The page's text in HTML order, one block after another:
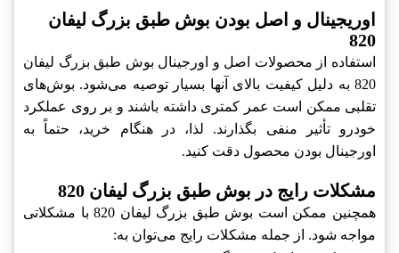
اوریجینال و اصل بودن بوش طبق بزرگ لیفان
820
استفاده از محصولات اصل و اورجینال بوش طبق بزرگ لیفان
820 به دلیل کیفیت بالای آنها بسیار توصیه می‌شود. بوش‌های
تقلبی ممکن است عمر کمتری داشته باشند و بر روی عملکرد
خودرو تأثیر منفی بگذارند. لذا، در هنگام خرید، حتماً به
اورجینال بودن محصول دقت کنید.
مشکلات رایج در بوش طبق بزرگ لیفان 820
همچنین ممکن است بوش طبق بزرگ لیفان 820 با مشکلاتی
مواجه شود. از جمله مشکلات رایج می‌توان به: